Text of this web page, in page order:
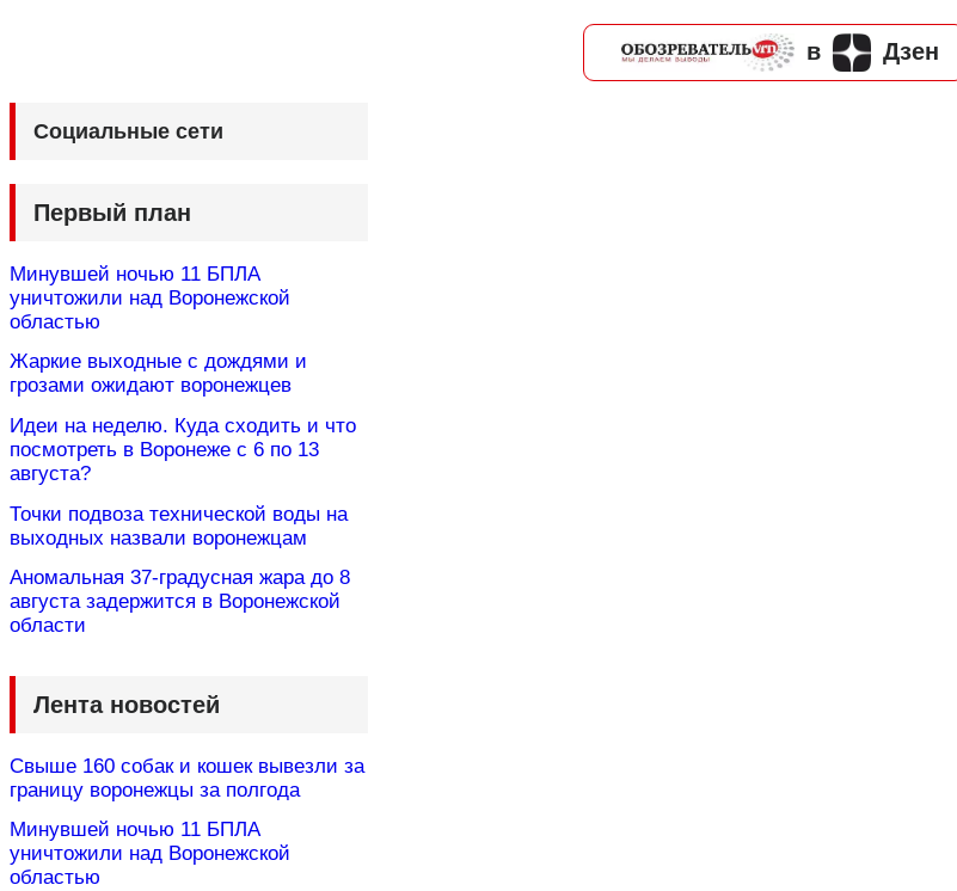
в Дзен
Социальные сети
Первый план
Минувшей ночью 11 БПЛА
уничтожили над Воронежской
областью
Жаркие выходные с дождями и
грозами ожидают воронежцев
Идеи на неделю. Куда сходить и что
посмотреть в Воронеже с 6 по 13
августа?
Точки подвоза технической воды на
выходных назвали воронежцам
Аномальная 37-градусная жара до 8
августа задержится в Воронежской
области
Лента новостей
Свыше 160 собак и кошек вывезли за
границу воронежцы за полгода
Минувшей ночью 11 БПЛА
уничтожили над Воронежской
областью